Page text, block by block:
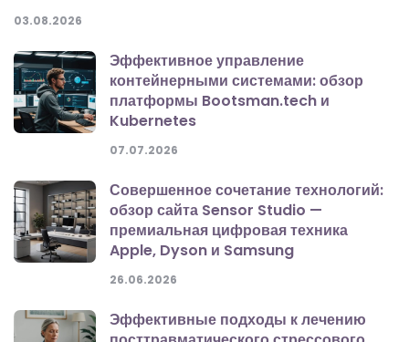
03.08.2026
Эффективное управление
контейнерными системами: обзор
платформы Bootsman.tech и
Kubernetes
07.07.2026
Совершенное сочетание технологий:
обзор сайта Sensor Studio —
премиальная цифровая техника
Apple, Dyson и Samsung
26.06.2026
Эффективные подходы к лечению